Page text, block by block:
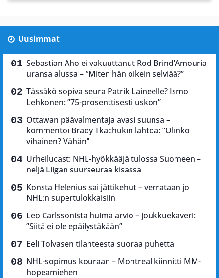
Uusimmat
Sebastian Aho ei vakuuttanut Rod Brind’Amouria
uransa alussa – ”Miten hän oikein selviää?”
Tässäkö sopiva seura Patrik Laineelle? Ismo
Lehkonen: ”75-prosenttisesti uskon”
Ottawan päävalmentaja avasi suunsa –
kommentoi Brady Tkachukin lähtöä: ”Olinko
vihainen? Vähän”
Urheilucast: NHL-hyökkääjä tulossa Suomeen –
neljä Liigan suurseuraa kisassa
Konsta Helenius sai jättikehut – verrataan jo
NHL:n supertulokkaisiin
Leo Carlssonista huima arvio – joukkuekaveri:
”Siitä ei ole epäilystäkään”
Eeli Tolvasen tilanteesta suoraa puhetta
NHL-sopimus kouraan – Montreal kiinnitti MM-
hopeamiehen